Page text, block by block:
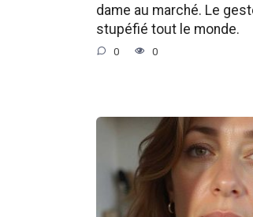
dame au marché. Le
stupéfié tout le monde.
0 0